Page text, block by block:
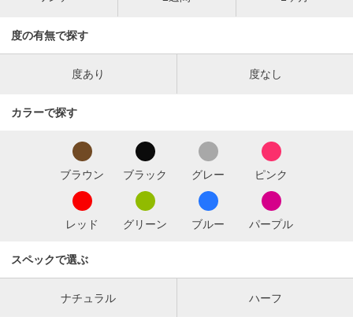
度の有無で探す
度あり 度なし
カラーで探す
ブラウン ブラック グレー ピンク
レッド グリーン ブルー パープル
スペックで選ぶ
ナチュラル ハーフ